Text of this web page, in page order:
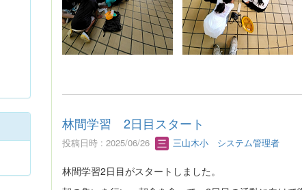
林間学習 2日目スタート
投稿日時 : 2025/06/26 三山木小 システム管理者
林間学習2日目がスタートしました。